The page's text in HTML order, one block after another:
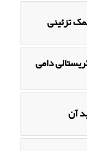
تزئینی
دامی
آن